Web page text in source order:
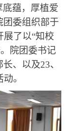
蕴，厚植爱
团委组织部于
展了以“知校
院团委书记
、以及23、
。